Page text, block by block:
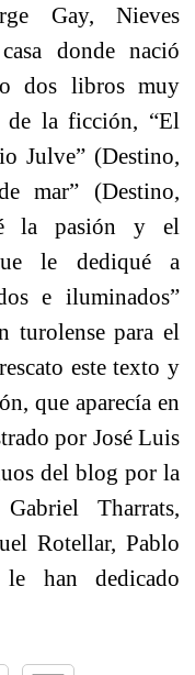
Gay, Nieves
donde nació
dos libros muy
de la ficción, “El
Julve” (Destino,
mar” (Destino,
la pasión y el
le dediqué a
e iluminados”
turolense para el
este texto y
que aparecía en
por José Luis
del blog por la
Tharrats,
Rotellar, Pablo
han dedicado